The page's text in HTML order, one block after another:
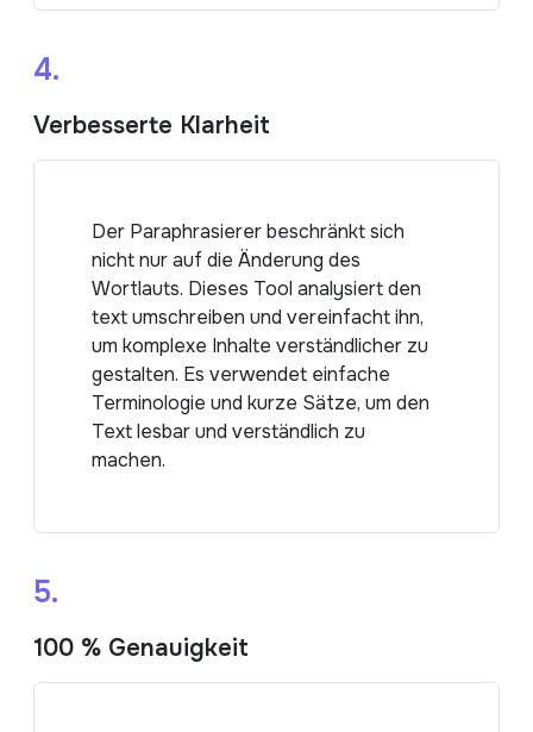
4.
Verbesserte Klarheit
Der Paraphrasierer beschränkt sich
nicht nur auf die Änderung des
Wortlauts. Dieses Tool analysiert den
text umschreiben und vereinfacht ihn,
um komplexe Inhalte verständlicher zu
gestalten. Es verwendet einfache
Terminologie und kurze Sätze, um den
Text lesbar und verständlich zu
machen.
5.
100 % Genauigkeit